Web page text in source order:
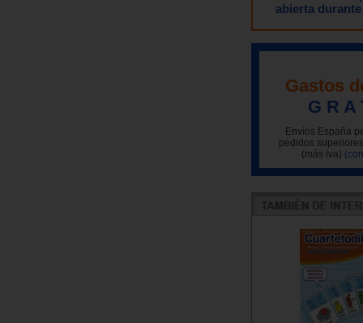
abierta
Gastos
G R A
Envíos España
pedidos
(más iva)